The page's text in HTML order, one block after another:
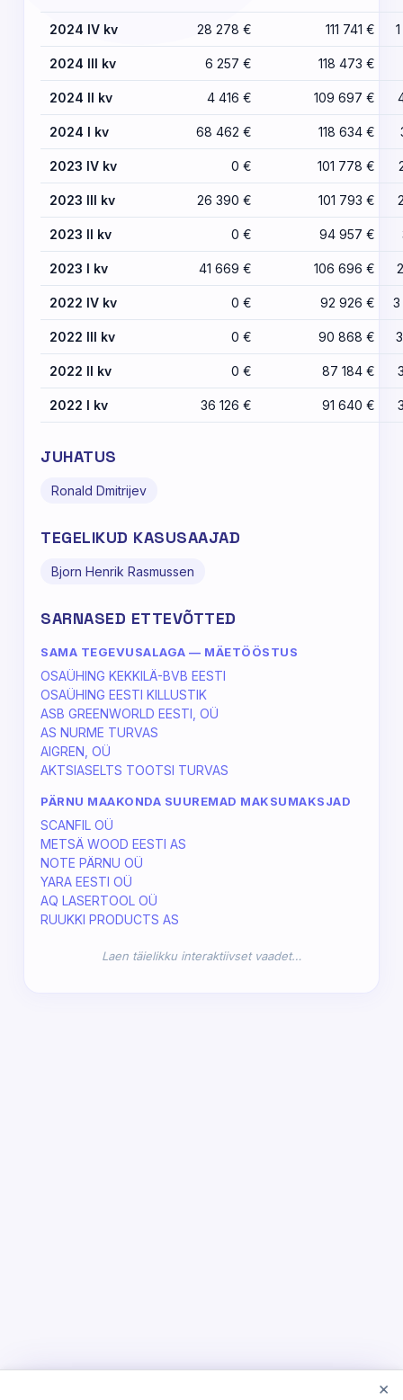
2024 IV kv 28 278 € 111 741 €
2024 III kv 6 257 € 118 473 €
2024 II kv 4 416 € 109 697 €
2024 I kv 68 462 € 118 634 €
2023 IV kv 0 € 101 778 €
2023 III kv 26 390 € 101 793 €
2023 II kv 0 € 94 957 €
2023 I kv 41 669 € 106 696 €
2022 IV kv 0 € 92 926 €
2022 III kv 0 € 90 868 €
2022 II kv 0 € 87 184 €
2022 I kv 36 126 € 91 640 €
JUHATUS
Ronald Dmitrijev
TEGELIKUD KASUSAAJAD
Bjorn Henrik Rasmussen
SARNASED ETTEVÕTTED
SAMA TEGEVUSALAGA — MÄETÖÖSTUS
OSAÜHING KEKKILÄ-BVB EESTI
OSAÜHING EESTI KILLUSTIK
ASB GREENWORLD EESTI, OÜ
AS NURME TURVAS
AIGREN, OÜ
AKTSIASELTS TOOTSI TURVAS
PÄRNU MAAKONDA SUUREMAD MAKSUMAKSJAD
SCANFIL OÜ
METSÄ WOOD EESTI AS
NOTE PÄRNU OÜ
YARA EESTI OÜ
AQ LASERTOOL OÜ
RUUKKI PRODUCTS AS
Laen täielikku interaktiivset vaadet…
×